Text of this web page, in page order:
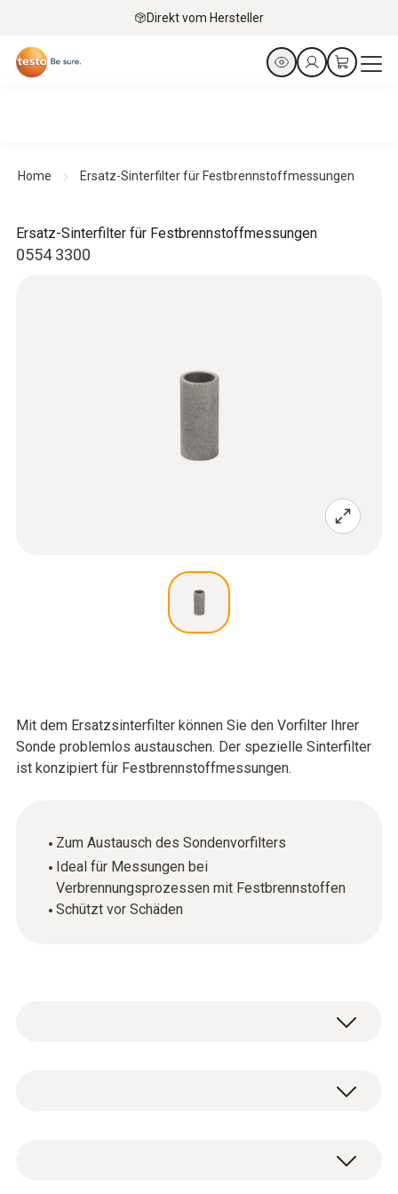
Direkt vom Hersteller
Home Ersatz-Sinterfilter für Festbrennstoffmessungen
0554 3300
Ersatz-Sinterfilter für Festbrennstoffmessungen
Mit dem Ersatzsinterfilter können Sie den Vorfilter Ihrer
Sonde problemlos austauschen. Der spezielle Sinterfilter
ist konzipiert für Festbrennstoffmessungen.
Zum Austausch des Sondenvorfilters
Ideal für Messungen bei
Verbrennungsprozessen mit Festbrennstoffen
Schützt vor Schäden